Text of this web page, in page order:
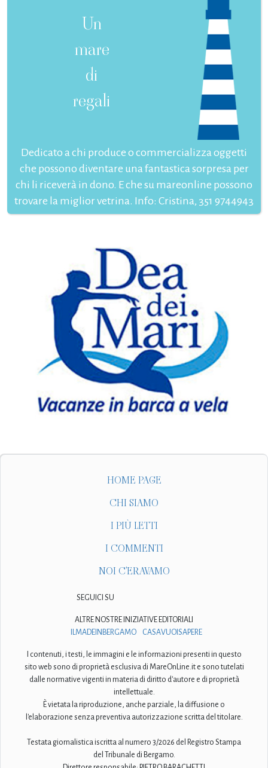
Un
mare
di
regali
Dedicato a chi produce o commercializza oggetti
che possono diventare una fantastica sorpresa per
chi li riceverà in dono. E che su mareonline possono
trovare la miglior vetrina. Info: Cristina, 351 9744943
HOME PAGE
CHI SIAMO
I PIÙ LETTI
I COMMENTI
NOI C'ERAVAMO
SEGUICI SU
ALTRE NOSTRE INIZIATIVE EDITORIALI
ILMADEINBERGAMO
CASAVUOISAPERE
I contenuti, i testi, le immagini e le informazioni presenti in questo
sito web sono di proprietà esclusiva di MareOnLine.it e sono tutelati
dalle normative vigenti in materia di diritto d'autore e di proprietà
intellettuale.
È vietata la riproduzione, anche parziale, la diffusione o
l'elaborazione senza preventiva autorizzazione scritta del titolare.
Testata giornalistica iscritta al numero 3/2026 del Registro Stampa
del Tribunale di Bergamo.